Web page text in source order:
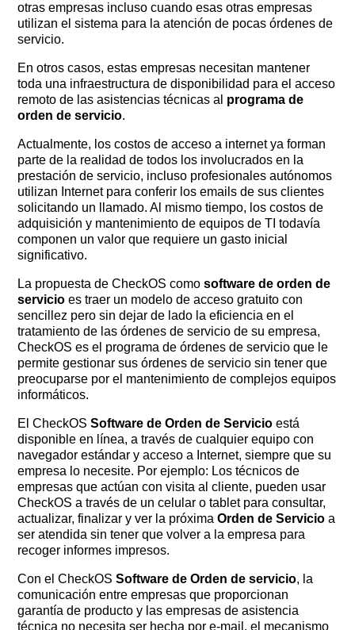
otras empresas incluso cuando esas otras empresas
utilizan el sistema para la atención de pocas órdenes de
servicio.
En otros casos, estas empresas necesitan mantener
toda una infraestructura de disponibilidad para el acceso
remoto de las asistencias técnicas al programa de
orden de servicio.
Actualmente, los costos de acceso a internet ya forman
parte de la realidad de todos los involucrados en la
prestación de servicio, incluso profesionales autónomos
utilizan Internet para conferir los emails de sus clientes
solicitando un llamado. Al mismo tiempo, los costos de
adquisición y mantenimiento de equipos de TI todavía
componen un valor que requiere un gasto inicial
significativo.
La propuesta de CheckOS comosoftware de orden de
servicio es traer un modelo de acceso gratuito con
sencillez pero sin dejar de lado la eficiencia en el
tratamiento de las órdenes de servicio de su empresa,
CheckOS es el programa de órdenes de servicio que le
permite gestionar sus órdenes de servicio sin tener que
preocuparse por el mantenimiento de complejos equipos
informáticos.
El CheckOSSoftware de Orden de Servicio está
disponible en línea, a través de cualquier equipo con
navegador estándar y acceso a Internet, siempre que su
empresa lo necesite. Por ejemplo: Los técnicos de
empresas que actúan con visita al cliente, pueden usar
CheckOS a través de un celular o tablet para consultar,
actualizar, finalizar y ver la próximaOrden de Servicio a
ser atendida sin tener que volver a la empresa para
recoger informes impresos.
Con el CheckOSSoftware de Orden de servicio, la
comunicación entre empresas que proporcionan
garantía de producto y las empresas de asistencia
técnica no necesita ser hecha por e-mail, el mecanismo